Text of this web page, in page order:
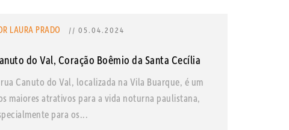
LAURA PRADO // 05.04.2024
do Val, Coração Boêmio da Santa Cecília
Canuto do Val, localizada na Vila Buarque, é um
maiores atrativos para a vida noturna paulistana,
para os...